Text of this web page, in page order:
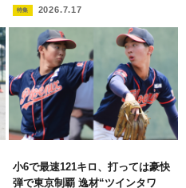
特集 2026.7.17
小6で最速121キロ、打っては豪快
弾で東京制覇 逸材“ツインタワ